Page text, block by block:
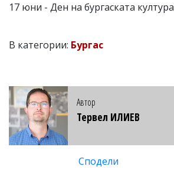
17 юни - Ден на бургаската култура
В категории: Бургас
Автор
Тервел ИЛИЕВ
Сподели